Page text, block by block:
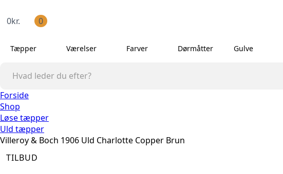
0kr. 0
Tæpper Værelser Farver Dørmåtter Gulve
Forside
Shop
Løse tæpper
Uld tæpper
Villeroy & Boch 1906 Uld Charlotte Copper Brun
TILBUD